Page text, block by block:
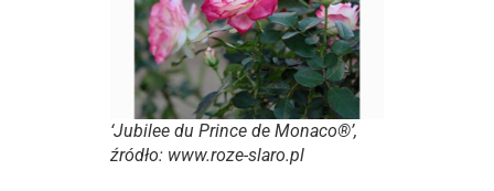
‘Jubilee du Prince de Monaco®’,
źródło: www.roze-slaro.pl